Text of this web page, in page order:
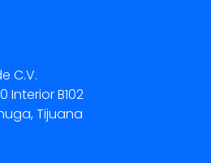
C.V.
Interior B102
Tijuana